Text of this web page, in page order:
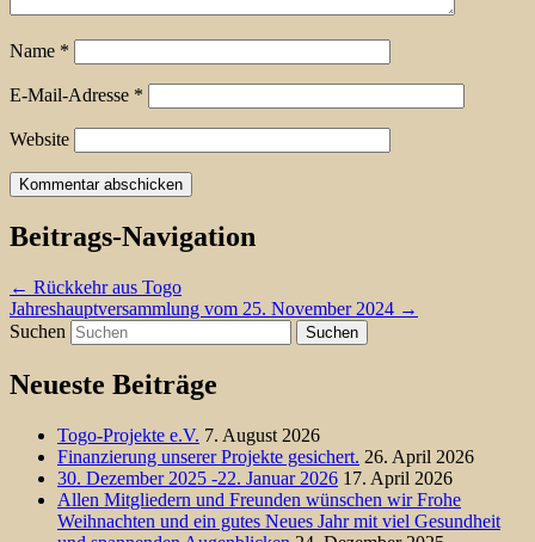
Name *
E-Mail-Adresse *
Website
Beitrags-Navigation
← Rückkehr aus Togo
Jahreshauptversammlung vom 25. November 2024 →
Suchen
Neueste Beiträge
Togo-Projekte e.V. 7. August 2026
Finanzierung unserer Projekte gesichert. 26. April 2026
30. Dezember 2025 -22. Januar 2026 17. April 2026
Allen Mitgliedern und Freunden wünschen wir Frohe
Weihnachten und ein gutes Neues Jahr mit viel Gesundheit